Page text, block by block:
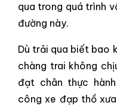
qua trong quá trình
đường này.
Dù trải qua biết bao
chàng trai không
đạt chân thực
công xe đạp thồ